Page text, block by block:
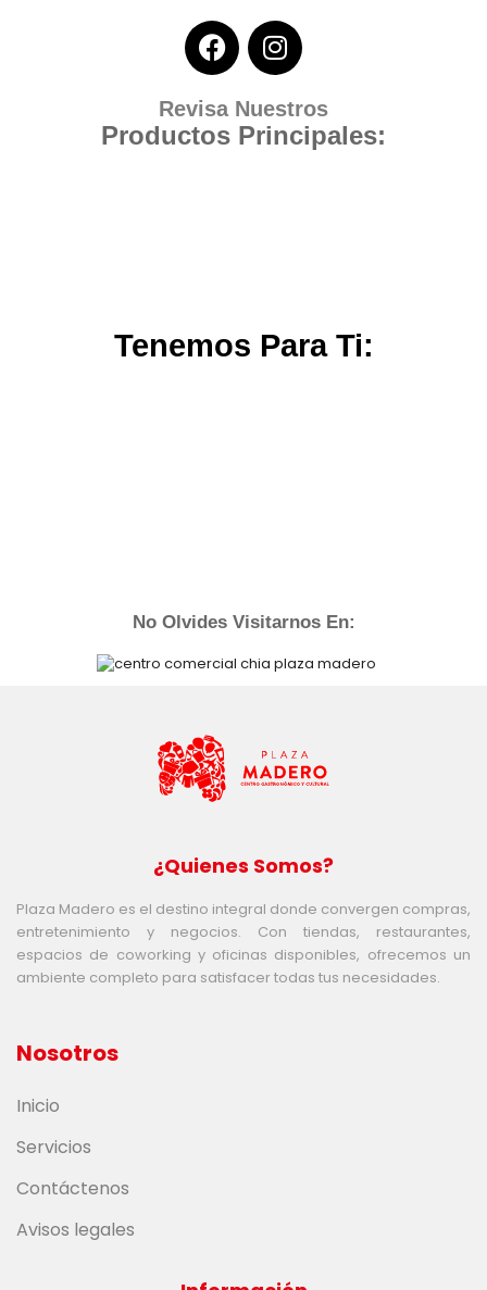
Revisa Nuestros
Productos Principales:
Tenemos Para Ti:
No Olvides Visitarnos En:
¿Quienes Somos?
Plaza Madero es el destino integral donde convergen compras,
entretenimiento y negocios. Con tiendas, restaurantes,
espacios de coworking y oficinas disponibles, ofrecemos un
ambiente completo para satisfacer todas tus necesidades.
Nosotros
Inicio
Servicios
Contáctenos
Avisos legales